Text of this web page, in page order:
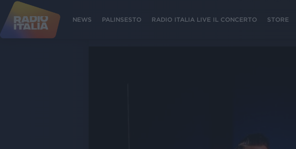
NEWS PALINSESTO RADIO ITALIA LIVE IL CONCERTO STORE